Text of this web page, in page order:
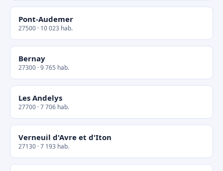
Pont-Audemer
27500 · 10 023 hab.
Bernay
27300 · 9 765 hab.
Les Andelys
27700 · 7 706 hab.
Verneuil d'Avre et d'Iton
27130 · 7 193 hab.